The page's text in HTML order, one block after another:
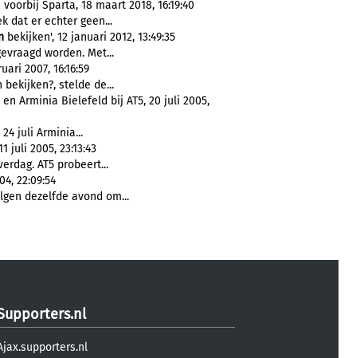
Sparta, 18 maart 2018, 16:19:40
dat er echter geen...
bekijken', 12 januari 2012, 13:49:35
worden. Met...
2007, 16:16:59
bekijken?, stelde de...
Arminia Bielefeld bij AT5, 20 juli 2005,
24 juli Arminia...
juli 2005, 23:13:43
AT5 probeert...
22:09:54
dezelfde avond om...